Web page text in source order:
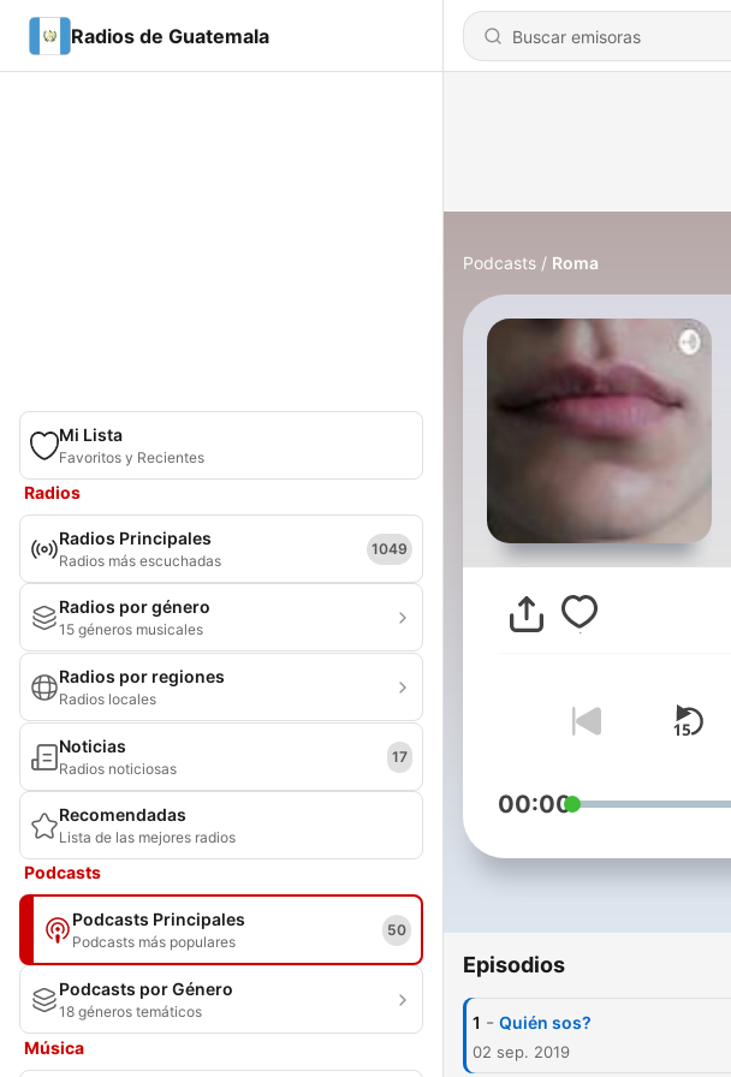
Radios de Guatemala
Mi Lista
Favoritos y Recientes
Radios
Radios Principales
Radios más escuchadas
1049
Radios por género
15 géneros musicales
Radios por regiones
Radios locales
Noticias
Radios noticiosas
17
Recomendadas
Lista de las mejores radios
Podcasts
Podcasts Principales
Podcasts más populares
50
Podcasts por Género
18 géneros temáticos
Música
Podcasts Roma
00:00
Episodios
1 - Quién sos?
02 sep. 2019